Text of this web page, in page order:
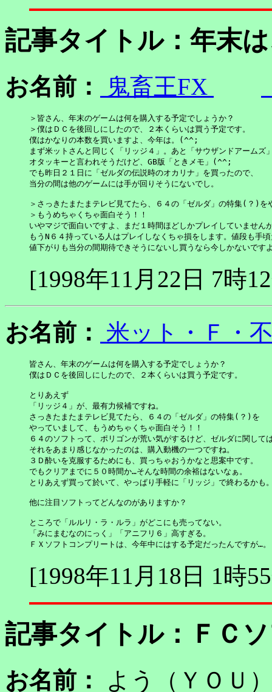
記事タイトル：年末
お名前： 鬼畜王FX
＞皆さん、年末のゲームは何を購入する予定でしょうか？
＞僕はＤＣを後回しにしたので、２本くらいは買う予定です。
僕はかなりの本数を買いますよ、今年は。(^^;
まず米ットさんと同じく「リッジ４」。あと「サウザンドアームズ
オタッキーと言われそうだけど、GB版「ときメモ」(^^;
でも昨日２１日に「ゼルダの伝説時のオカリナ」を買ったので、
当分の間は他のゲームには手が回りそうにないでし。
＞さっきたまたまテレビ見てたら、６４の「ゼルダ」の特集(？)を
＞もうめちゃくちゃ面白そう！！
いやマジで面白いですよ、まだ１時間ほどしかプレイしていません
もうN６４持っている人はプレイしなくちゃ損をします。値段も手
値下がりも当分の間期待できそうにないし買うなら今しかないです
[1998年11月22日 7時
お名前： 米ット・Ｆ・
皆さん、年末のゲームは何を購入する予定でしょうか？
僕はＤＣを後回しにしたので、２本くらいは買う予定です。
とりあえず
「リッジ４」が、最有力候補ですね。
さっきたまたまテレビ見てたら、６４の「ゼルダ」の特集(？)を
やっていまして、もうめちゃくちゃ面白そう！！
６４のソフトって、ポリゴンが荒い気がするけど、ゼルダに関して
それをあまり感じなかったのは、購入動機の一つですね。
３Ｄ酔いを克服するためにも、買っちゃおうかなと思案中です。
でもクリアまでに５０時間か…そんな時間の余裕はないなぁ。
とりあえず買って於いて、やっぱり手軽に「リッジ」で終わるかも
他に注目ソフトってどんなのがありますか？
ところで「ルルリ・ラ・ルラ」がどこにも売ってない。
「みにまむなのにっく」「アニフリ６」高すぎる。
ＦＸソフトコンプリートは、今年中にはする予定だったんですが…。
[1998年11月18日 1時
記事タイトル： ＦＣ
お名前： よう（ＹＯ